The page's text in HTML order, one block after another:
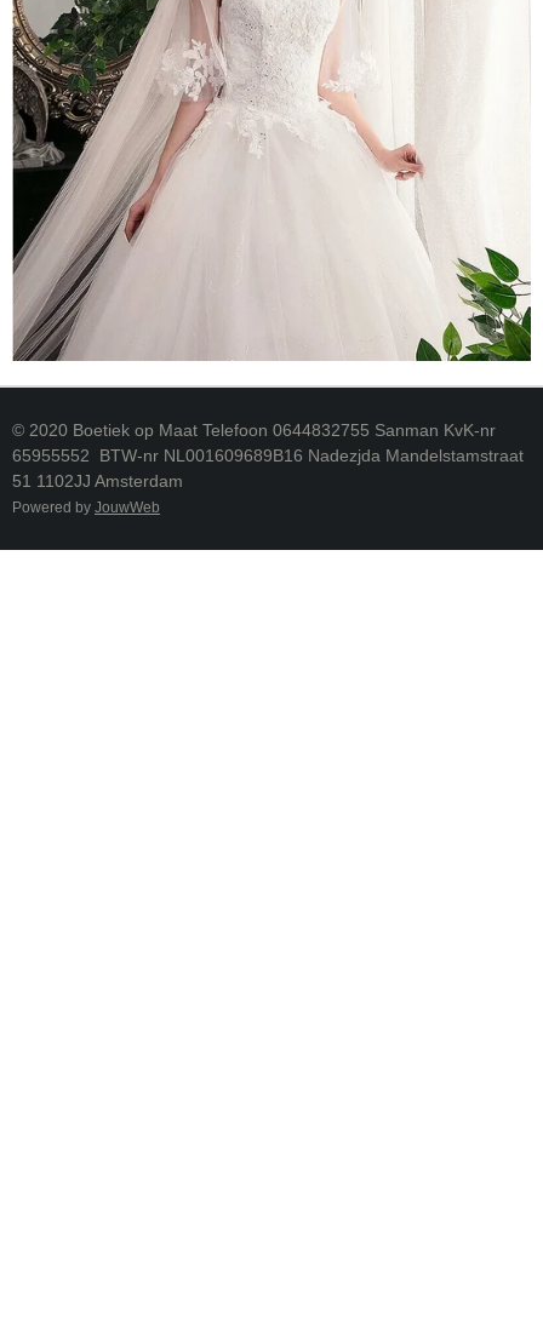
© 2020 Boetiek op Maat Telefoon 0644832755 Sanman KvK-nr
65955552 BTW-nr NL001609689B16 Nadezjda Mandelstamstraat
51 1102JJ Amsterdam
Powered by JouwWeb